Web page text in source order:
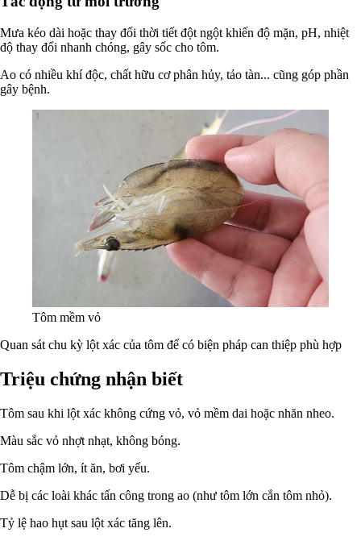
Mưa kéo dài hoặc thay đổi thời tiết đột ngột khiến độ mặn, pH, nhiệt
độ thay đổi nhanh chóng, gây sốc cho tôm.
Ao có nhiều khí độc, chất hữu cơ phân hủy, tảo tàn... cũng góp phần
gây bệnh.
Tôm mềm vỏ
Quan sát chu kỳ lột xác của tôm để có biện pháp can thiệp phù hợp
Triệu chứng nhận biết
Tôm sau khi lột xác không cứng vỏ, vỏ mềm dai hoặc nhăn nheo.
Màu sắc vỏ nhợt nhạt, không bóng.
Tôm chậm lớn, ít ăn, bơi yếu.
Dễ bị các loài khác tấn công trong ao (như tôm lớn cắn tôm nhỏ).
Tỷ lệ hao hụt sau lột xác tăng lên.